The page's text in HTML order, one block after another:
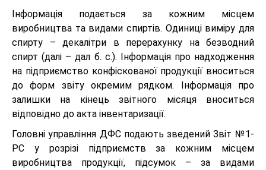
Інформація подається за кожним місцем
виробництва та видами спиртів. Одиниці виміру для
спирту – декалітри в перерахунку на безводний
спирт (далі – дал б. с.). Інформація про надходження
на підприємство конфіскованої продукції вноситься
до форм звіту окремим рядком. Інформація про
залишки на кінець звітного місяця вноситься
відповідно до акта інвентаризації.
Головні управління ДФС подають зведений Звіт №1-
РС у розрізі підприємств за кожним місцем
виробництва продукції, підсумок – за видами